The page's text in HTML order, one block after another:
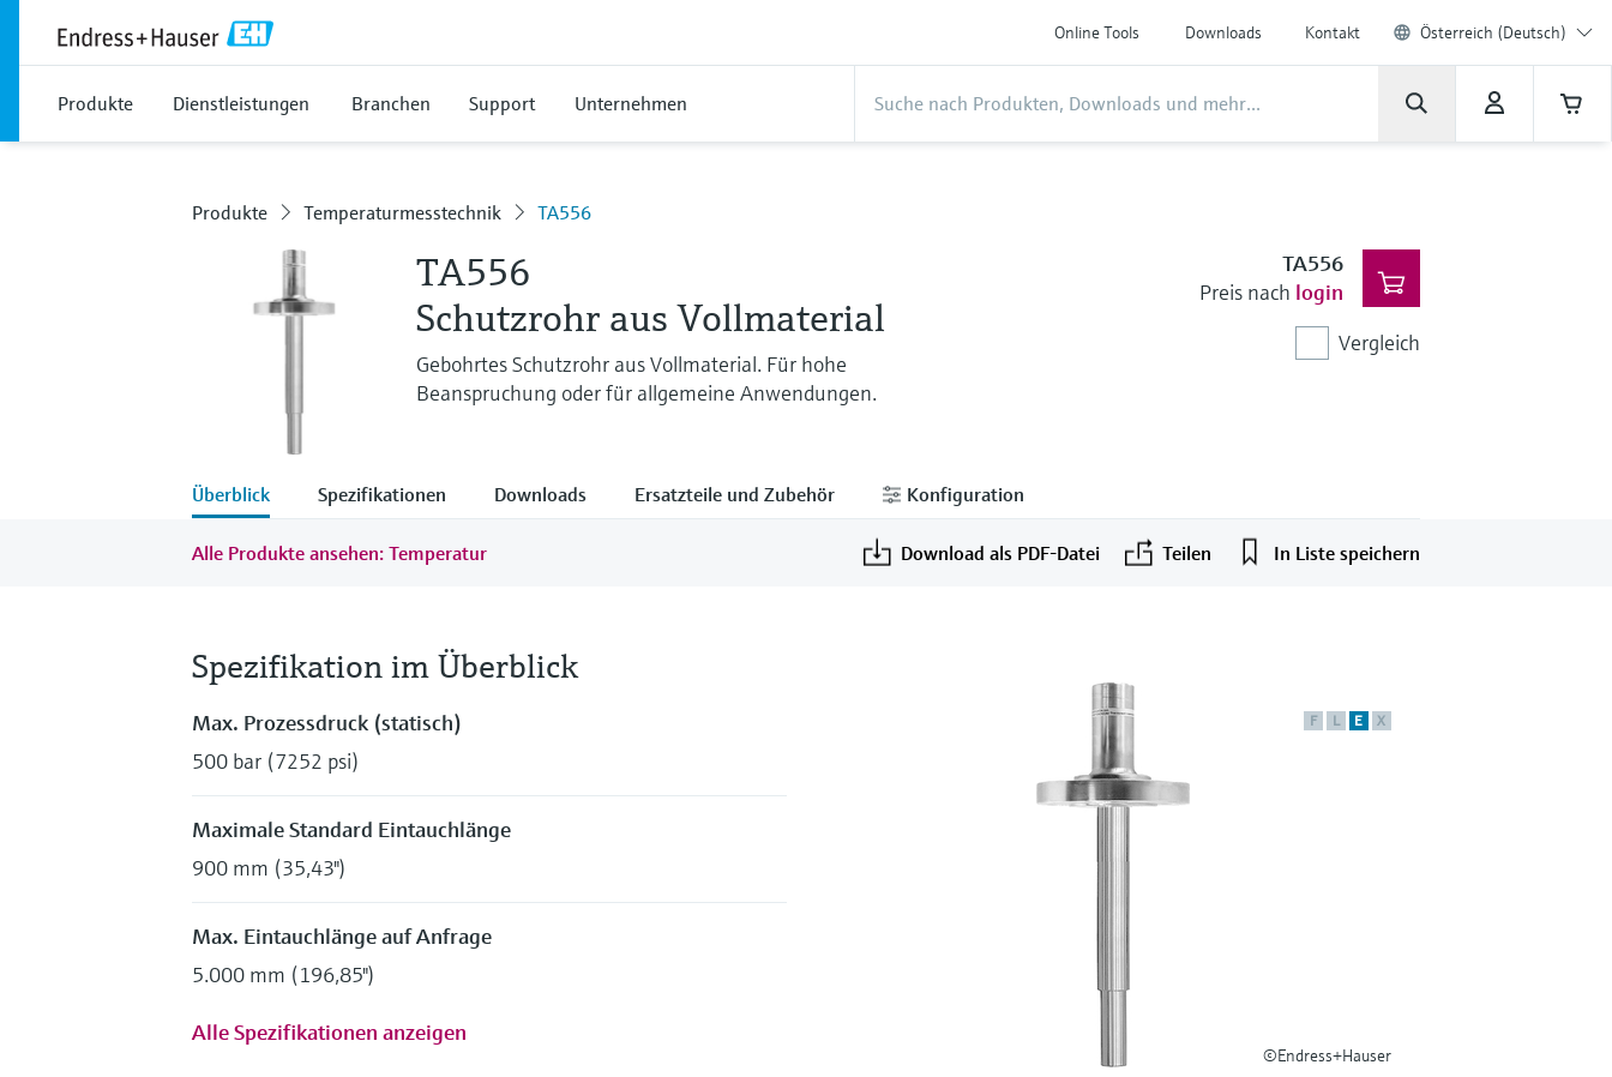
Online Tools Downloads Kontakt Österreich (Deutsch)
Produkte Dienstleistungen Branchen Support Unternehmen
Produkte Temperaturmesstechnik TA556
TA556
Schutzrohr aus Vollmaterial
Gebohrtes Schutzrohr aus Vollmaterial. Für hohe
Beanspruchung oder für allgemeine Anwendungen.
TA556
Preis nach login
Vergleich
Überblick Spezifikationen Downloads Ersatzteile und Zubehör Konfiguration
Alle Produkte ansehen: Temperatur Download als PDF-Datei Teilen In Liste speichern
F L E X
©Endress+Hauser
Spezifikation im Überblick
Max. Prozessdruck (statisch)
500 bar (7252 psi)
Maximale Standard Eintauchlänge
900 mm (35,43")
Max. Eintauchlänge auf Anfrage
5.000 mm (196,85")
Alle Spezifikationen anzeigen